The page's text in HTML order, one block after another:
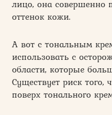
лицо, она совершенно
оттенок кожи.
А вот с тональным
использовать с
области, которые
Существует риск того,
поверх тонального